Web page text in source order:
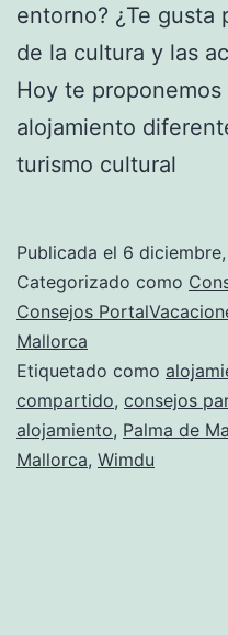
entorno? ¿Te
de la cultura y las
Hoy te
alojamiento
turismo cultural
Publicada el 6 diciembre,
Categorizado como
Consejos
Mallorca
Etiquetado como
compartido, consejos
alojamiento, Palma de
Mallorca, Wimdu